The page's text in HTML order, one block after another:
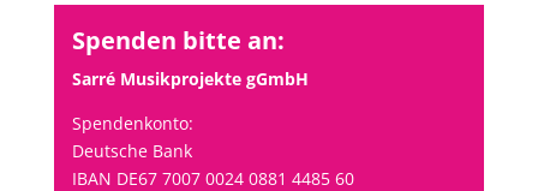
Spenden bitte an:
Sarré Musikprojekte gGmbH
Spendenkonto:
Deutsche Bank
IBAN DE67 7007 0024 0881 4485 60